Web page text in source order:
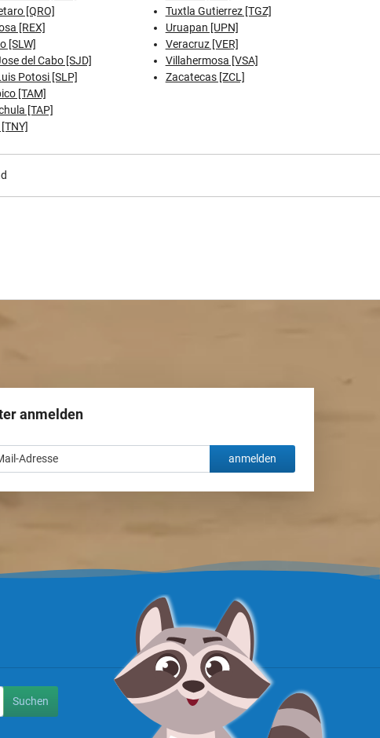
[QRO]
[REX]
[SLW]
del Cabo [SJD]
Potosi [SLP]
[TAM]
[TAP]
Tuxtla Gutierrez [TGZ]
Uruapan [UPN]
Veracruz [VER]
Villahermosa [VSA]
Zacatecas [ZCL]
anmelden
anmelden
Suchen